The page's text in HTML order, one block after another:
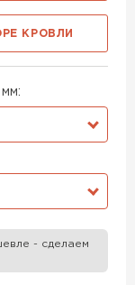
мм:
КРОВЛИ
- сделаем